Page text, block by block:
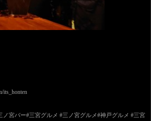
its_honten
ノ宮バー#三宮グルメ #三ノ宮グルメ#神戸グルメ #三宮